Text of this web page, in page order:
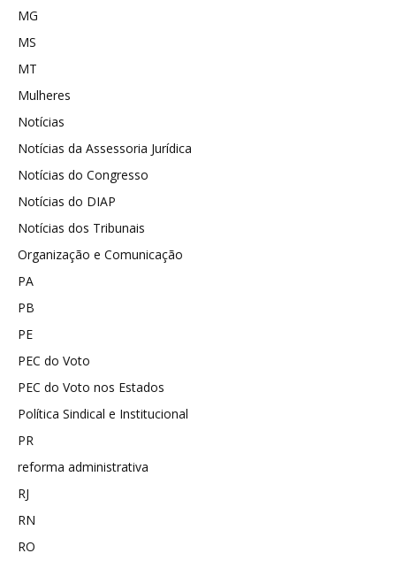
MG
MS
MT
Mulheres
Notícias
Notícias da Assessoria Jurídica
Notícias do Congresso
Notícias do DIAP
Notícias dos Tribunais
Organização e Comunicação
PA
PB
PE
PEC do Voto
PEC do Voto nos Estados
Política Sindical e Institucional
PR
reforma administrativa
RJ
RN
RO